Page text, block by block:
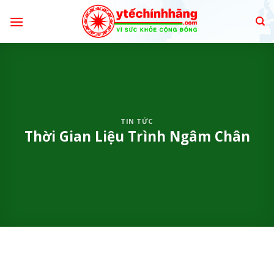
TIN TỨC
Thời Gian Liệu Trình Ngâm Chân